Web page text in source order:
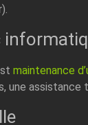
maintenance
une